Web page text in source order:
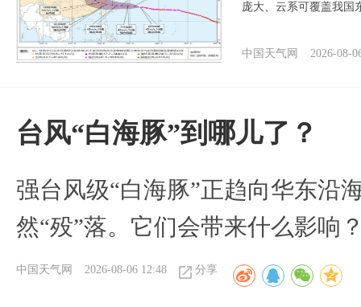
庞大、云系可覆盖我国
中国天气网 2026-08-
台风“白海豚”到哪儿了？
强台风级“白海豚”正趋向华东沿
然“殁”落。它们会带来什么影响
中国天气网 2026-08-06 12:48 分享